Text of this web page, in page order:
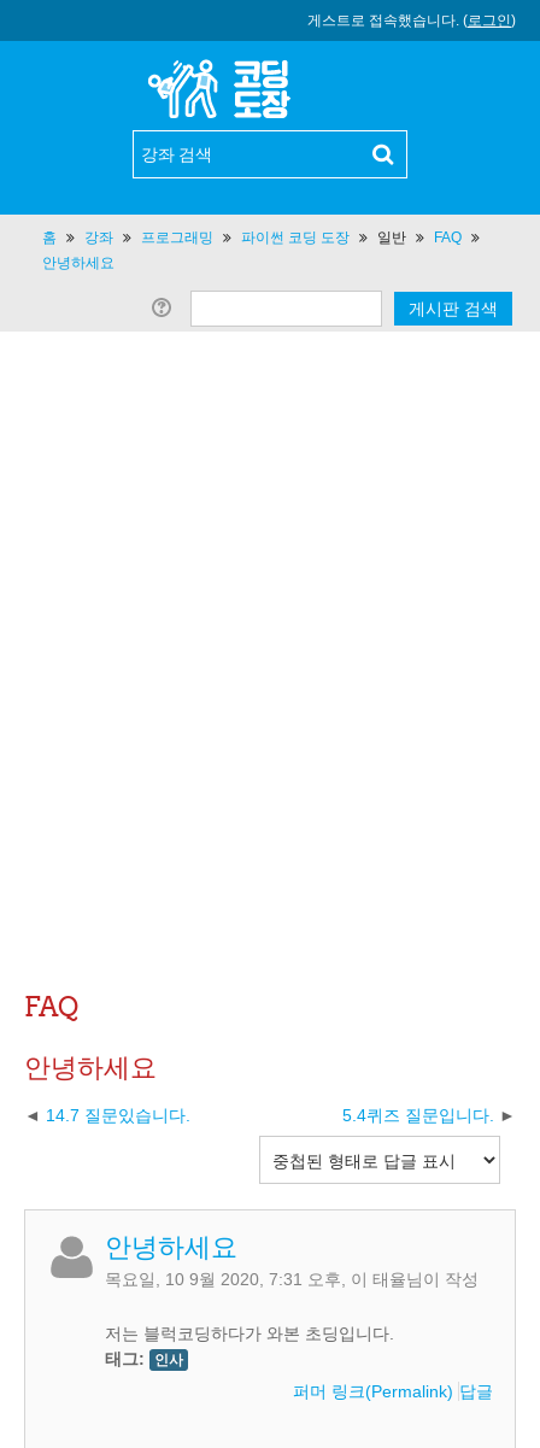
게스트로 접속했습니다. (로그인)
홈 강좌 프로그래밍 파이썬 코딩 도장 일반
FAQ
안녕하세요
FAQ
안녕하세요
14.7 질문있습니다. 5.4퀴즈 질문입니다.
안녕하세요
목요일, 10 9월 2020, 7:31 오후 이 태율님이 작성
저는 블럭코딩하다가 와본 초딩입니다.
태그:
인사
퍼머 링크(Permalink) 답글